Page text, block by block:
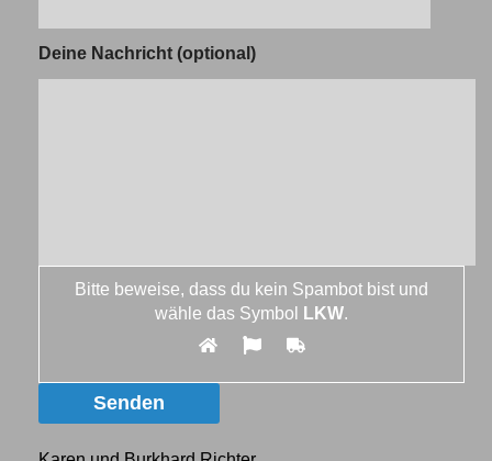
Deine Nachricht (optional)
Bitte beweise, dass du kein Spambot bist und
wähle das Symbol
LKW.